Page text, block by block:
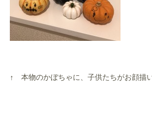
↑ 本物のかぼちゃに、子供たちがお顔描